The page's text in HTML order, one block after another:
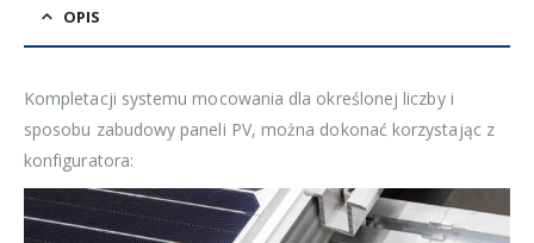
OPIS
Kompletacji systemu mocowania dla określonej liczby i
sposobu zabudowy paneli PV, można dokonać korzystając z
konfiguratora: